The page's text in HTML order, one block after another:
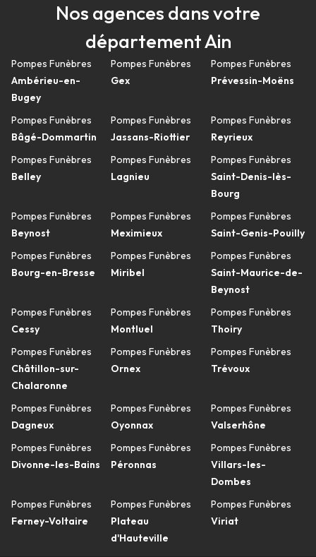
Nos agences dans votre
département Ain
Pompes Funèbres
Ambérieu-en-
Bugey
Pompes Funèbres
Bâgé-Dommartin
Pompes Funèbres
Belley
Pompes Funèbres
Beynost
Pompes Funèbres
Bourg-en-Bresse
Pompes Funèbres
Cessy
Pompes Funèbres
Châtillon-sur-
Chalaronne
Pompes Funèbres
Dagneux
Pompes Funèbres
Divonne-les-Bains
Pompes Funèbres
Ferney-Voltaire
Pompes Funèbres
Gex
Pompes Funèbres
Jassans-Riottier
Pompes Funèbres
Lagnieu
Pompes Funèbres
Meximieux
Pompes Funèbres
Miribel
Pompes Funèbres
Montluel
Pompes Funèbres
Ornex
Pompes Funèbres
Oyonnax
Pompes Funèbres
Péronnas
Pompes Funèbres
Plateau
d'Hauteville
Pompes Funèbres
Prévessin-Moëns
Pompes Funèbres
Reyrieux
Pompes Funèbres
Saint-Denis-lès-
Bourg
Pompes Funèbres
Saint-Genis-Pouilly
Pompes Funèbres
Saint-Maurice-de-
Beynost
Pompes Funèbres
Thoiry
Pompes Funèbres
Trévoux
Pompes Funèbres
Valserhône
Pompes Funèbres
Villars-les-
Dombes
Pompes Funèbres
Viriat